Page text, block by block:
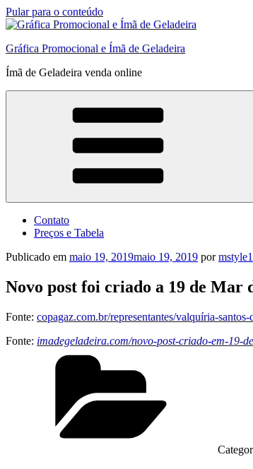
Pular para o conteúdo
Gráfica Promocional e Ímã de Geladeira
Ímã de Geladeira venda online
Contato
Preços e Tabela
Publicado em maio 19, 2019maio 19, 2019 pormstyle1
Novo post foi criado a 19 de Mar
Fonte: copagaz.com.br/representantes/valquíria-
Fonte: imadegeladeira.com/novo-post-criado-em-19-